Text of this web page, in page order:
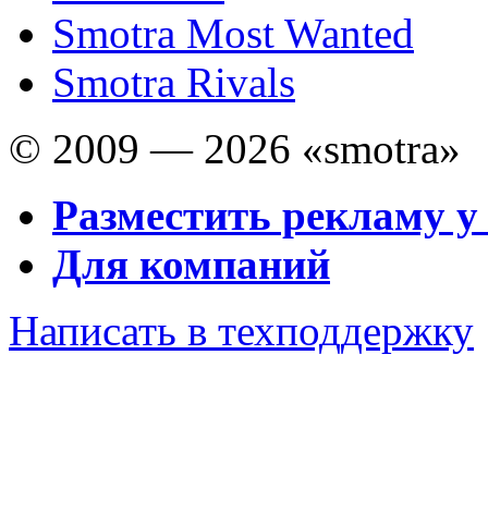
Smotra Most Wanted
Smotra Rivals
© 2009 — 2026 «smotra»
Разместить рекламу у
Для компаний
Написать в техподдержку